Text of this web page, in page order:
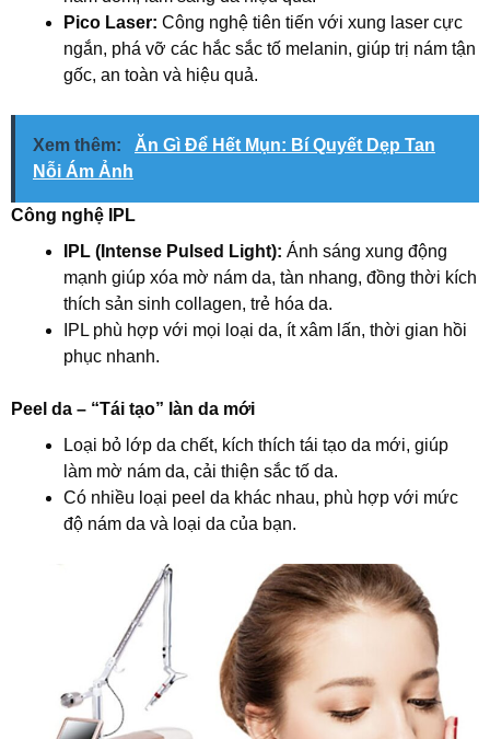
Pico Laser: Công nghệ tiên tiến với xung laser cực
ngắn, phá vỡ các hắc sắc tố melanin, giúp trị nám tận
gốc, an toàn và hiệu quả.
Xem thêm:
Ăn Gì Để Hết Mụn: Bí Quyết Dẹp Tan
Nỗi Ám Ảnh
Công nghệ IPL
IPL (Intense Pulsed Light): Ánh sáng xung động
mạnh giúp xóa mờ nám da, tàn nhang, đồng thời kích
thích sản sinh collagen, trẻ hóa da.
IPL phù hợp với mọi loại da, ít xâm lấn, thời gian hồi
phục nhanh.
Peel da – “Tái tạo” làn da mới
Loại bỏ lớp da chết, kích thích tái tạo da mới, giúp
làm mờ nám da, cải thiện sắc tố da.
Có nhiều loại peel da khác nhau, phù hợp với mức
độ nám da và loại da của bạn.